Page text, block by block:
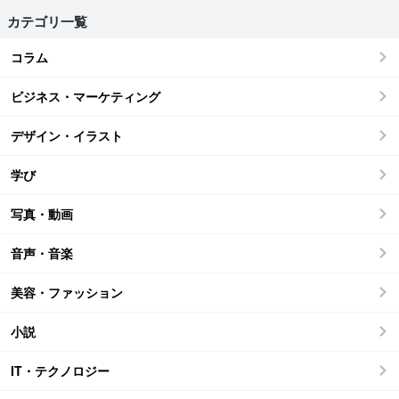
カテゴリ一覧
コラム
ビジネス・マーケティング
デザイン・イラスト
学び
写真・動画
音声・音楽
美容・ファッション
小説
IT・テクノロジー